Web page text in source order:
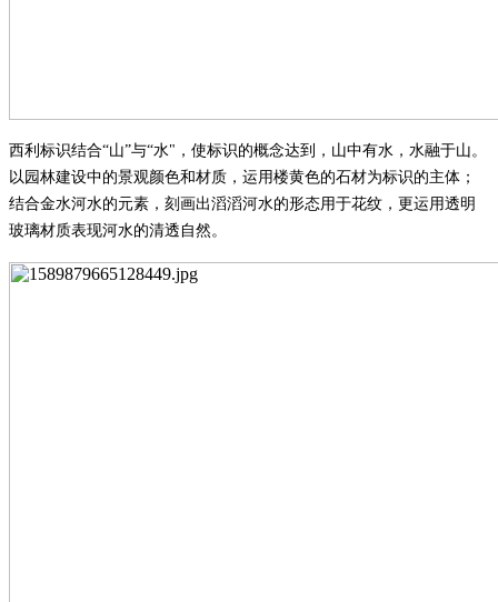
西利标识结合“山”与“水" ，使标识的概念达到，山中有水，水融于山。
以园林建设中的景观颜色和材质，运用楼黄色的石材为标识的主体；
结合金水河水的元素，刻画出滔滔河水的形态用于花纹，更运用透明
玻璃材质表现河水的清透自然。